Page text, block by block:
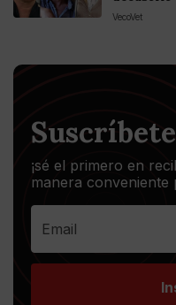
VecoVet
¡sé el primero en
manera conveniente